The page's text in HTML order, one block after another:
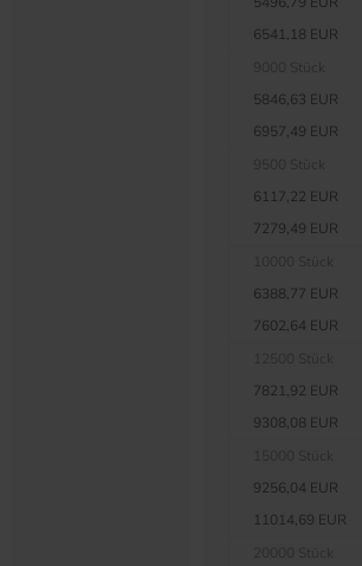
6541,18 EUR
5846,63 EUR
6957,49 EUR
6117,22 EUR
7279,49 EUR
6388,77 EUR
7602,64 EUR
7821,92 EUR
9308,08 EUR
9256,04 EUR
11014,69 EUR